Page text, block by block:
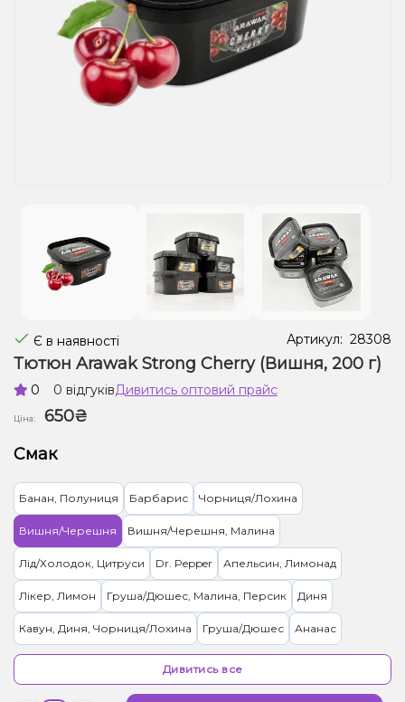
Рідини для електронних сигарет
Подарункові набори
Є в наявності Артикул: 28308
Тютюн Arawak Strong Cherry (Вишня, 200 г)
0 0 відгуківДивитись оптовий прайс
Ціна:
650₴
Смак
Банан, Полуниця Барбарис Чорниця/Лохина
Вишня/Черешня Вишня/Черешня, Малина
Лід/Холодок, Цитруси Dr. Pepper Апельсин, Лимонад
Лікер, Лимон Груша/Дюшес, Малина, Персик Диня
Кавун, Диня, Чорниця/Лохина Груша/Дюшес Ананас
Ананас, Апельсин, Банан, Грейпфрут. Кавун
Дивитись все